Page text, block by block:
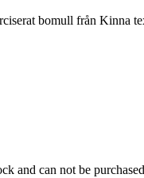
bomull från Kinna
and can not be